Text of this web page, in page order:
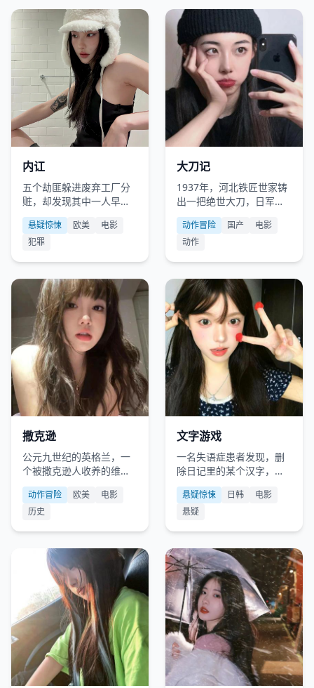
内讧
五个劫匪躲进废弃工厂分
赃，却发现其中一人早已
是警方卧底。
悬疑惊悚 欧美
电影
犯罪
大刀记
1937年，河北铁匠世家铸
出一把绝世大刀，日军少
将悬赏买刀，全村血战。
动作冒险 国产
电影
动作
撒克逊
公元九世纪的英格兰，一
个被撒克逊人收养的维京
孤儿，必须手刃自己的亲
生父亲。
动作冒险 欧美
电影
历史
文字游戏
一名失语症患者发现，删
除日记里的某个汉字，现
实中对应的人就会凭空消
失。
悬疑惊悚 日韩
电影
悬疑